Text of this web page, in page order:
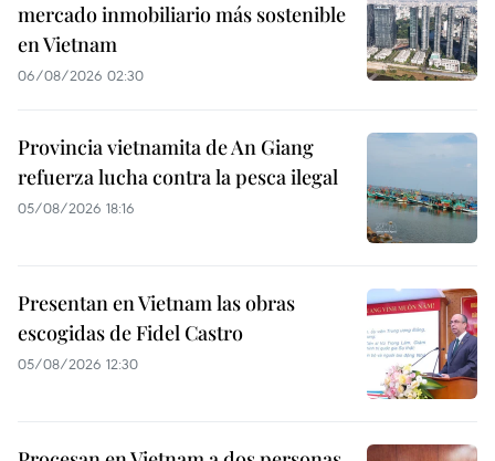
mercado inmobiliario más sostenible
en Vietnam
06/08/2026 02:30
Provincia vietnamita de An Giang
refuerza lucha contra la pesca ilegal
05/08/2026 18:16
Presentan en Vietnam las obras
escogidas de Fidel Castro
05/08/2026 12:30